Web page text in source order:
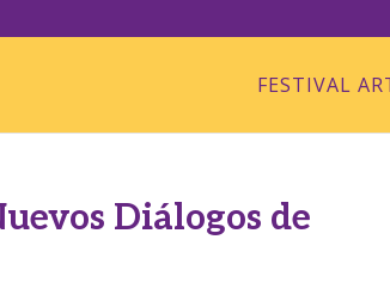
FESTIVAL
Diálogos de